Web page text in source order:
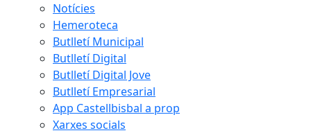
Notícies
Hemeroteca
Butlletí Municipal
Butlletí Digital
Butlletí Digital Jove
Butlletí Empresarial
App Castellbisbal a prop
Xarxes socials